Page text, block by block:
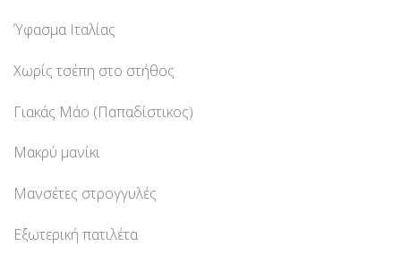
Ύφασμα Ιταλίας
Χωρίς τσέπη στο στήθος
Γιακάς Μάο (Παπαδίστικος)
Μακρύ μανίκι
Μανσέτες στρογγυλές
Εξωτερική πατιλέτα